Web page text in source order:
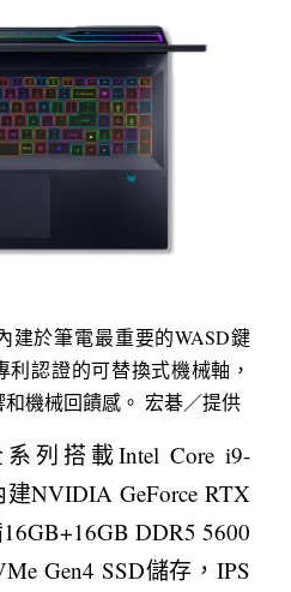
建於筆電最重要的WASD鍵
利認證的可替換式機械軸，
機械回饋感。 宏碁／提供
系列搭載Intel Core i9-
NVIDIA GeForce RTX
DDR5 5600
Gen4 SSD儲存，IPS